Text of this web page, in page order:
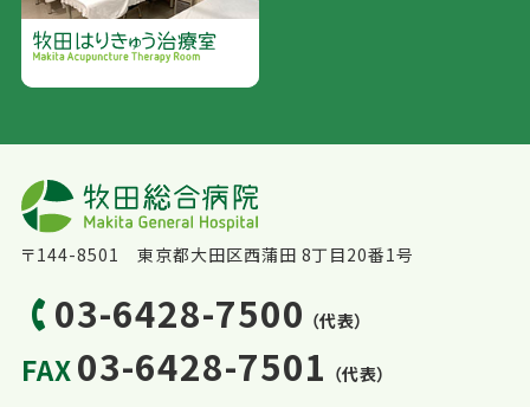
〒144-8501 東京都大田区西蒲田 8丁目20番1号
03-6428-7500 （代表）
FAX03-6428-7501 （代表）